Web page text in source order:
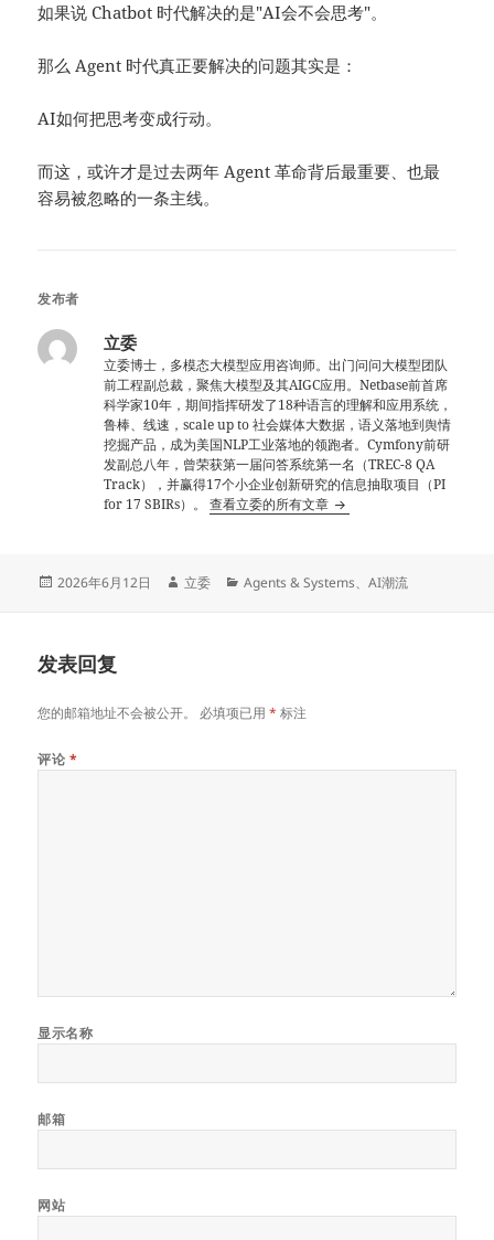
如果说 Chatbot 时代解决的是"AI会不会思考"。
那么 Agent 时代真正要解决的问题其实是：
AI如何把思考变成行动。
而这，或许才是过去两年 Agent 革命背后最重要、也最
容易被忽略的一条主线。
发布者
立委
立委博士，多模态大模型应用咨询师。出门问问大模型团队
前工程副总裁，聚焦大模型及其AIGC应用。Netbase前首席
科学家10年，期间指挥研发了18种语言的理解和应用系统，
鲁棒、线速，scale up to 社会媒体大数据，语义落地到舆情
挖掘产品，成为美国NLP工业落地的领跑者。Cymfony前研
发副总八年，曾荣获第一届问答系统第一名（TREC-8 QA
Track），并赢得17个小企业创新研究的信息抽取项目（PI
for 17 SBIRs）。查看立委的所有文章
发
2026年6月12日
作
立委
分
Agents & Systems、AI潮流
发表回复
您的邮箱地址不会被公开。 必填项已用* 标注
评论 *
显示名称
邮箱
网站